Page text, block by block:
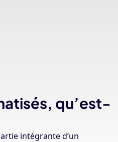
qu’est-
intégrante d’un